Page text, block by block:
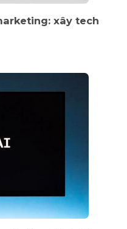
xây tech